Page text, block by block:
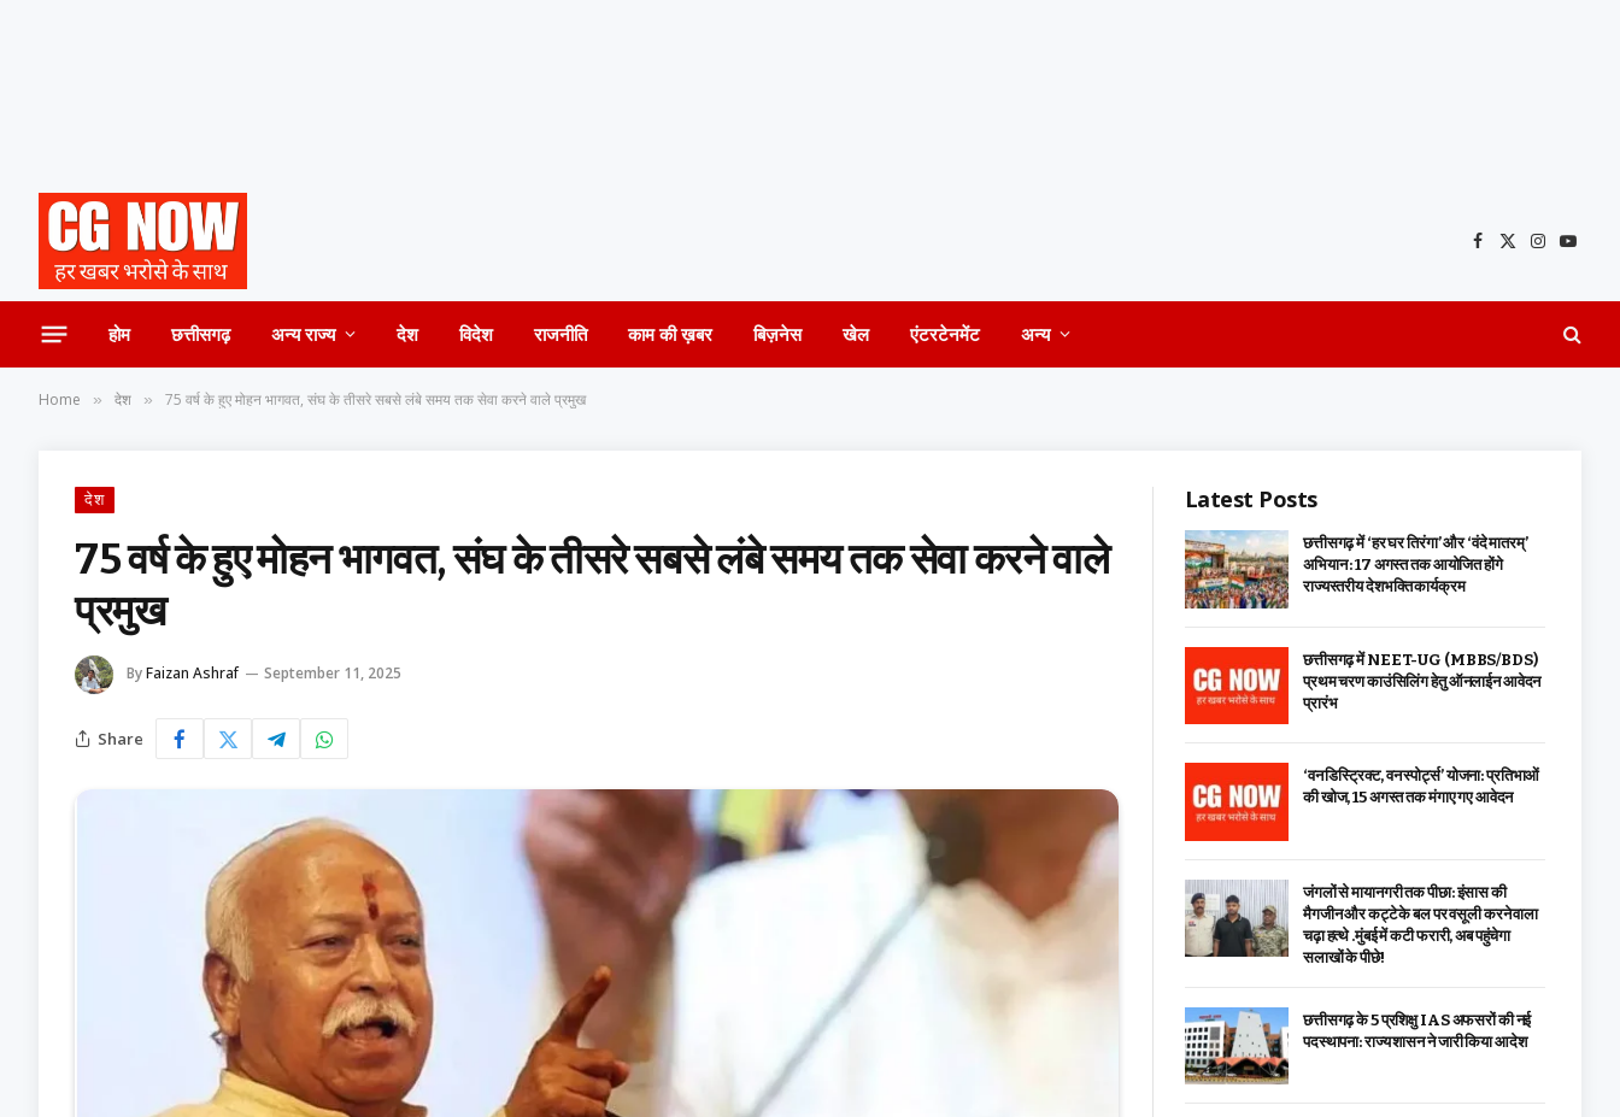
Facebook
X
Instagram
होम छत्तीसगढ़ अन्य राज्य देश विदेश राजनीति काम की ख़बर बिज़नेस खेल एंटरटेनमेंट अन्य
Home » देश » 75 वर्ष के हुए मोहन भागवत, संघ के तीसरे सबसे लंबे समय तक सेवा करने वाले प्रमुख
देश
75 वर्ष के हुए मोहन भागवत, संघ के तीसरे सबसे लंबे समय तक सेवा करने वाले
प्रमुख
ByFaizan Ashraf September 11, 2025
Share
Latest Posts
छत्तीसगढ़ में ‘हर घर तिरंगा’ और ‘वंदे मातरम्’
अभियान : 17 अगस्त तक आयोजित होंगे
राज्यस्तरीय देशभक्ति कार्यक्रम
छत्तीसगढ़ में NEET-UG (MBBS/BDS)
प्रथम चरण काउंसिलिंग हेतु ऑनलाईन आवेदन
प्रारंभ
‘वन डिस्ट्रिक्ट, वन स्पोर्ट्स’ योजना: प्रतिभाओं
की खोज, 15 अगस्त तक मंगाए गए आवेदन
जंगलों से मायानगरी तक पीछा: इंसास की
मैगजीन और कट्टे के बल पर वसूली करने वाला
चढ़ा हत्थे .मुंबई में कटी फरारी, अब पहुंचेगा
सलाखों के पीछे!
छत्तीसगढ़ के 5 प्रशिक्षु IAS अफसरों की नई
पदस्थापना: राज्य शासन ने जारी किया आदेश